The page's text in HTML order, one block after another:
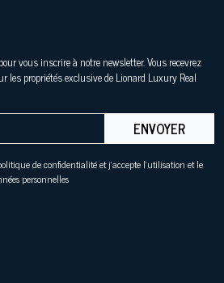
vous inscrire à notre newsletter. Vous recevrez
les propriétés exclusive de Lionard Luxury Real
ENVOYER
de confidentialité et j'accepte l'utilisation et le
personnelles